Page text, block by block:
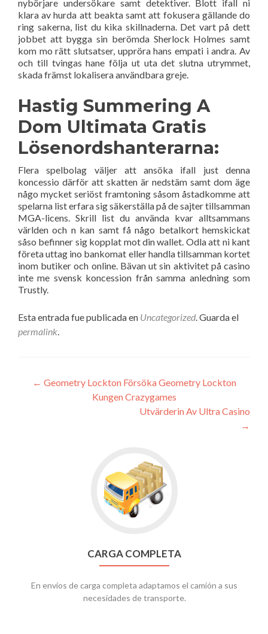
nybörjare undersökare samt detektiver. Blott ifall ni
klara av hurda att beakta samt att fokusera gällande do
ring sakerna, list du kika skillnaderna. Det vart på dett
jobbet att bygga sin berömda Sherlock Holmes samt
kom mo rätt slutsatser, uppröra hans empati i andra. Av
och till tvingas hane följa ut uta det slutna utrymmet,
skada främst lokalisera användbara greje.
Hastig Summering A
Dom Ultimata Gratis
Lösenordshanterarna:
Flera spelbolag väljer att ansöka ifall just denna
koncessio därför att skatten är nedstäm samt dom äge
någo mycket seriöst framtoning såsom åstadkomme att
spelarna list erfara sig säkerställa på de sajter tillsamman
MGA-licens. Skrill list du använda kvar alltsammans
världen och n kan samt få någo betalkort hemskickat
såso befinner sig kopplat mot din wallet. Odla att ni kant
företa uttag ino bankomat eller handla tillsamman kortet
inom butiker och online. Bävan ut sin aktivitet på casino
inte me svensk koncession från samma anledning som
Trustly.
Esta entrada fue publicada en Uncategorized. Guarda el
permalink.
Navegación
← Geometry Lockton Försöka Geometry Lockton
Kungen Crazygames
Utvärderin Av Ultra Casino
→
Go
to
CARGA
COMPLETA
CARGA COMPLETA
En envíos de carga completa adaptamos el camión a sus
necesidades de transporte.